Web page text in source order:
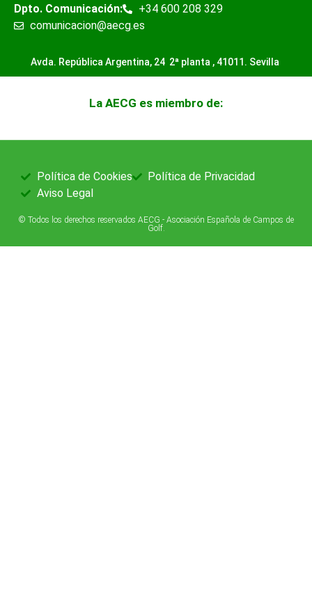
Dpto. Comunicación:
+34 600 208 329
comunicacion@aecg.es
Avda. República Argentina, 24 2ª planta , 41011. Sevilla
La AECG es miembro de:
© Todos los derechos reservados AECG - Asociación Española de Campos de
Golf.
Política de Cookies
Política de Privacidad
Aviso Legal